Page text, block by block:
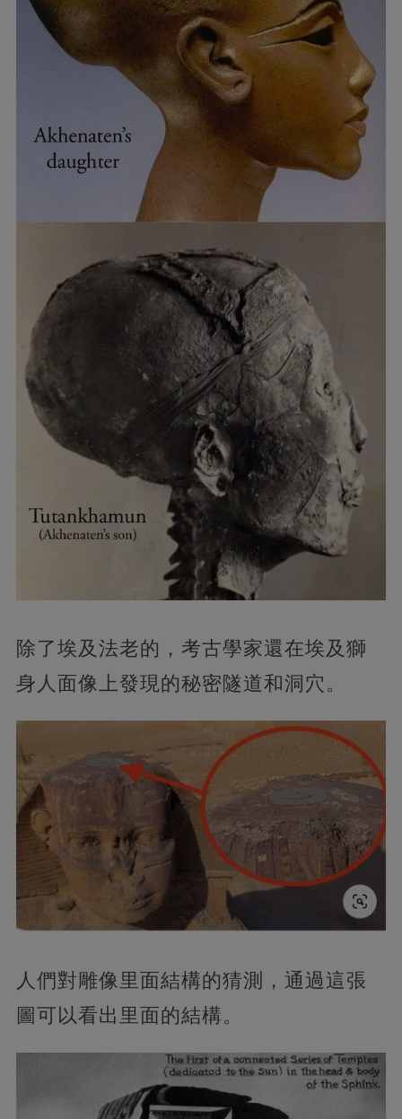
除了埃及法老的，考古學家還在埃及獅
身人面像上發現的秘密隧道和洞穴。
人們對雕像里面結構的猜測，通過這張
圖可以看出里面的結構。